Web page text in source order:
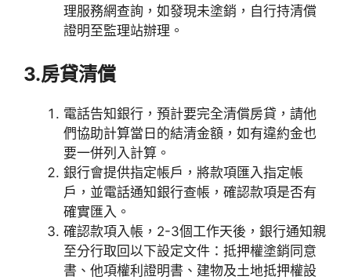
理服務網查詢，如發現未塗銷，自行持清償
證明至監理站辦理。
3.房貸清償
電話告知銀行，預計要完全清償房貸，請他
們協助計算當日的結清金額，如有違約金也
要一併列入計算。
銀行會提供指定帳戶，將款項匯入指定帳
戶，並電話通知銀行查帳，確認款項是否有
確實匯入。
確認款項入帳，2-3個工作天後，銀行通知親
至分行取回以下設定文件：抵押權塗銷同意
書、他項權利證明書、建物及土地抵押權設